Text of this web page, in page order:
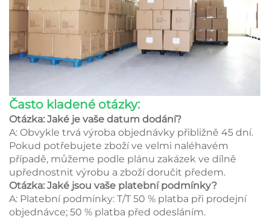
Často kladené otázky:
Otázka: Jaké je vaše datum dodání?
A: Obvykle trvá výroba objednávky přibližně 45 dní.
Pokud potřebujete zboží ve velmi naléhavém
případě, můžeme podle plánu zakázek ve dílně
upřednostnit výrobu a zboží doručit předem.
Otázka: Jaké jsou vaše platební podmínky?
A: Platební podmínky: T/T 50 % platba při prodejní
objednávce; 50 % platba před odesláním.